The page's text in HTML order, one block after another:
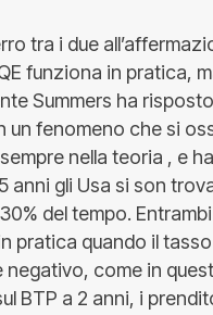
tra i due
funziona in pratica,
Summers ha
un fenomeno che si
nella teoria , e
anni gli Usa si son
del tempo.
pratica quando il
negativo, come in
BTP a 2 anni, i